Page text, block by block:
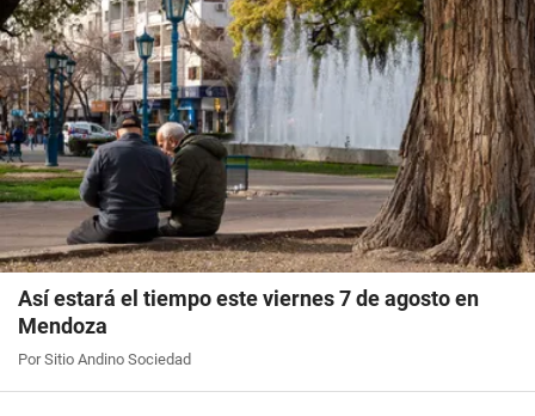
Así estará el tiempo este viernes 7 de agosto en
Mendoza
Por Sitio Andino Sociedad